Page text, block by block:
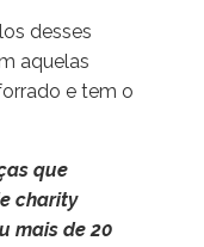
desses
aquelas
e tem o
que
charity
mais de 20